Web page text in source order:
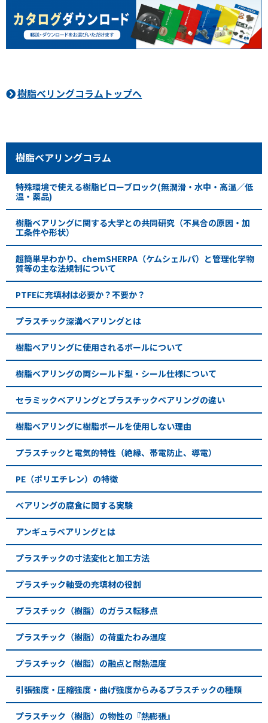
樹脂べリングコラムトップへ
樹脂ベアリングコラム
特殊環境で使える樹脂ピローブロック(無潤滑・水中・高温／低
温・薬品)
樹脂ベアリングに関する大学との共同研究（不具合の原因・加
工条件や形状）
超簡単早わかり、chemSHERPA（ケムシェルパ）と管理化学物
質等の主な法規制について
PTFEに充填材は必要か？不要か？
プラスチック深溝ベアリングとは
樹脂ベアリングに使用されるボールについて
樹脂ベアリングの両シールド型・シール仕様について
セラミックベアリングとプラスチックベアリングの違い
樹脂ベアリングに樹脂ボールを使用しない理由
プラスチックと電気的特性（絶縁、帯電防止、導電）
PE（ポリエチレン）の特徴
ベアリングの腐食に関する実験
アンギュラベアリングとは
プラスチックの寸法変化と加工方法
プラスチック軸受の充填材の役割
プラスチック（樹脂）のガラス転移点
プラスチック（樹脂）の荷重たわみ温度
プラスチック（樹脂）の融点と耐熱温度
引張強度・圧縮強度・曲げ強度からみるプラスチックの種類
プラスチック（樹脂）の物性の『熱膨張』